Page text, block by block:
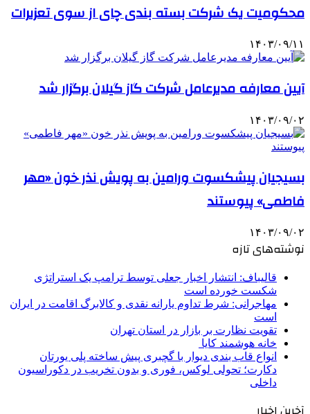
محکومیت یک شرکت بسته بندی چای از سوی تعزیرات
۱۴۰۳/۰۹/۱۱
آیین معارفه مدیرعامل شرکت گاز گیلان برگزار شد
۱۴۰۳/۰۹/۰۲
بسیجیان پیشکسوت ورامین به پویش نذر خون «مهر
فاطمی» پیوستند
۱۴۰۳/۰۹/۰۲
نوشته‌های تازه
قالیباف: انتشار اخبار جعلی توسط ترامپ یک استراتژی
شکست خورده است
مهاجرانی: شرط تداوم یارانه نقدی و کالابرگ اقامت در ایران
است
تقویت نظارت بر بازار در استان تهران
خانه هوشمند کایا
انواع قاب بندی دیوار با گچبری پیش ساخته پلی یورتان
دکارت؛ تحولی لوکس، فوری و بدون تخریب در دکوراسیون
داخلی